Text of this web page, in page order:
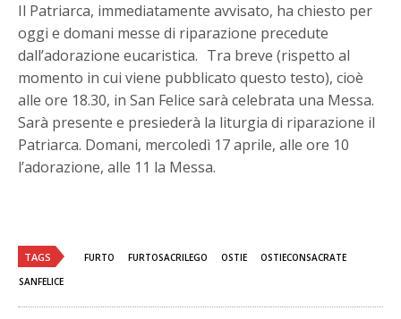
Il Patriarca, immediatamente avvisato, ha chiesto per
oggi e domani messe di riparazione precedute
dall’adorazione eucaristica. Tra breve (rispetto al
momento in cui viene pubblicato questo testo), cioè
alle ore 18.30, in San Felice sarà celebrata una Messa.
Sarà presente e presiederà la liturgia di riparazione il
Patriarca. Domani, mercoledì 17 aprile, alle ore 10
l’adorazione, alle 11 la Messa.
TAGS FURTO FURTOSACRILEGO OSTIE
OSTIECONSACRATE
SANFELICE